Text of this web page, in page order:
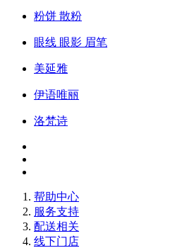
粉饼 散粉
眼线 眼影 眉笔
美延雅
伊语唯丽
洛梵诗
帮助中心
服务支持
配送相关
线下门店